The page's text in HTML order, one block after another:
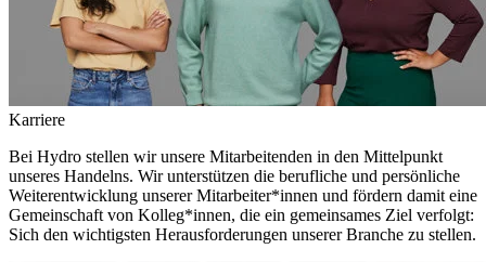
Karriere
Bei Hydro stellen wir unsere Mitarbeitenden in den Mittelpunkt
unseres Handelns. Wir unterstützen die berufliche und persönliche
Weiterentwicklung unserer Mitarbeiter*innen und fördern damit eine
Gemeinschaft von Kolleg*innen, die ein gemeinsames Ziel verfolgt:
Sich den wichtigsten Herausforderungen unserer Branche zu stellen.